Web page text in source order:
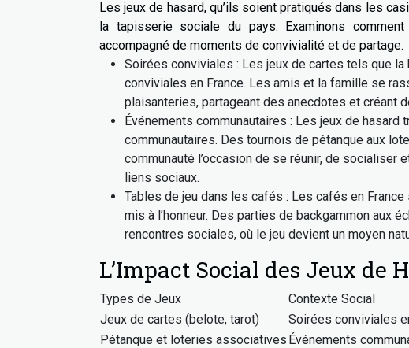
Les jeux de hasard, qu’ils soient pratiqués dans les
la tapisserie sociale du pays. Examinons
accompagné de moments de convivialité et de partage.
Soirées conviviales : Les jeux de cartes tels que
conviviales en France. Les amis et la famille se
plaisanteries, partageant des anecdotes et créant
Événements communautaires : Les jeux de hasard
communautaires. Des tournois de pétanque aux
communauté l’occasion de se réunir, de
liens sociaux.
Tables de jeu dans les cafés : Les cafés en
mis à l’honneur. Des parties de backgammon aux
rencontres sociales, où le jeu devient un moyen
L’Impact Social des Jeux de
Types de Jeux
Contexte Social
Jeux de cartes (belote, tarot)
Soirées conviviales
Pétanque et loteries associatives Événements